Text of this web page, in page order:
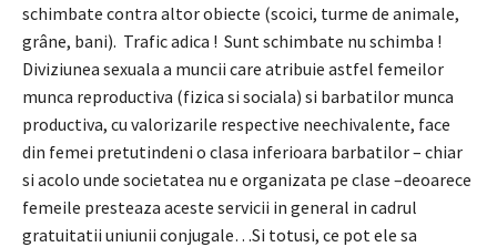
schimbate contra altor obiecte (scoici, turme de animale,
grâne, bani). Trafic adica ! Sunt schimbate nu schimba !
Diviziunea sexuala a muncii care atribuie astfel femeilor
munca reproductiva (fizica si sociala) si barbatilor munca
productiva, cu valorizarile respective neechivalente, face
din femei pretutindeni o clasa inferioara barbatilor – chiar
si acolo unde societatea nu e organizata pe clase –deoarece
femeile presteaza aceste servicii in general in cadrul
gratuitatii uniunii conjugale…Si totusi, ce pot ele sa